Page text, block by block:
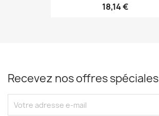
18,14 €
Recevez nos offres spéciales